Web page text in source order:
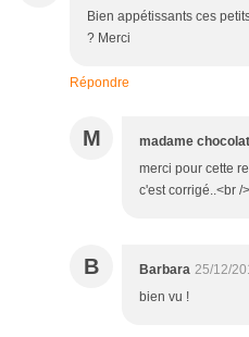
Bien appétissants ces
? Merci
Répondre
M madame chocolat
merci pour cette
c'est corrigé..<br /
B Barbara 25/12/
bien vu !